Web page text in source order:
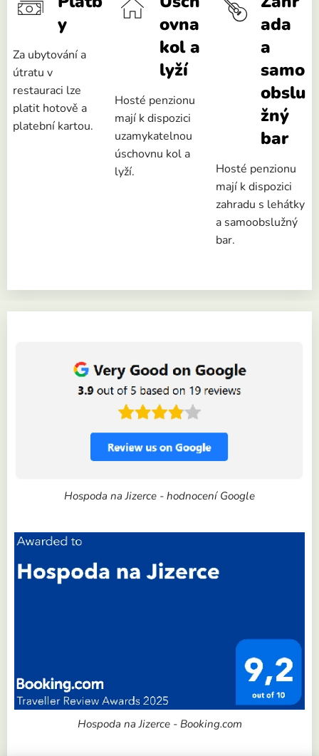
y
Za ubytování a
útratu v
restauraci lze
platit hotově a
platební kartou.
ovna
kol a
lyží
Hosté penzionu
mají k dispozici
uzamykatelnou
úschovnu kol a
lyží.
ada
a
samo
obslu
žný
bar
Hosté penzionu
mají k dispozici
zahradu s lehátky
a samoobslužný
bar.
Hospoda na Jizerce - hodnocení Google
Hospoda na Jizerce - Booking.com